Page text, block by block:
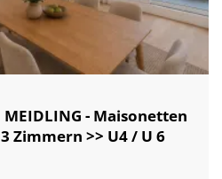
MEIDLING - Maisonetten
Zimmern >> U4 / U 6